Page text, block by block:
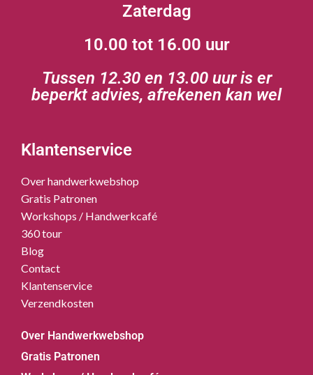
Zaterdag
10.00 tot 16.00 uur
Tussen 12.30 en 13.00 uur is er
beperkt advies, afrekenen kan wel
Klantenservice
Over handwerkwebshop
Gratis Patronen
Workshops / Handwerkcafé
360 tour
Blog
Contact
Klantenservice
Verzendkosten
Over Handwerkwebshop
Gratis Patronen